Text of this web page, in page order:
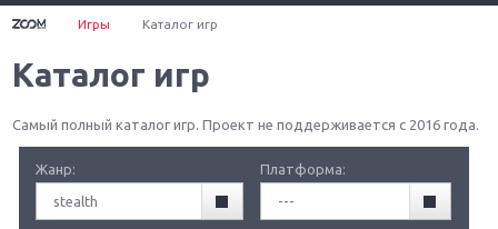
Игры Каталог игр
Каталог игр
Самый полный каталог игр. Проект не поддерживается с 2016 года.
Жанр:
stealth
Платформа:
---